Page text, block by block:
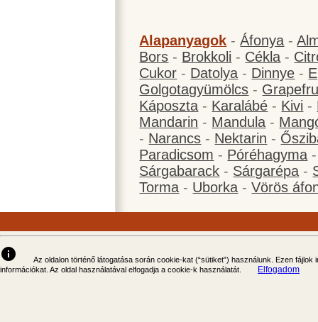
Alapanyagok -Áfonya -
Bors - Brokkoli - Cékla -
Cukor - Datolya - Dinnye -
Golgotagyümölcs -
Káposzta - Karalábé - Kivi -
Mandarin - Mandula -
- Narancs - Nektarin -
Paradicsom - Póréhagyma
Sárgabarack - Sárgarépa -
Torma - Uborka -Vörös
info
Az oldalon történő látogatása során cookie-kat (“sütiket”) használunk. Ezen
információkat. Az oldal használatával elfogadja a cookie-k használatát.
Elfogadom